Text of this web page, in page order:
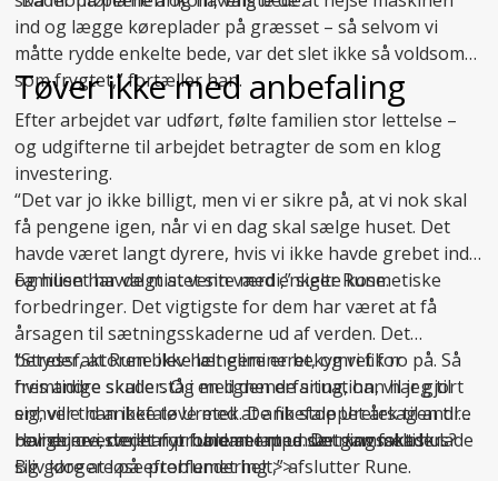
ind og lægge køreplader på græsset – så selvom vi
måtte rydde enkelte bede, var det slet ikke så voldsomt
som frygtet,” fortæller han.
Tøver ikke med anbefaling
Efter arbejdet var udført, følte familien stor lettelse –
og udgifterne til arbejdet betragter de som en klog
investering.
“Det var jo ikke billigt, men vi er sikre på, at vi nok skal
få pengene igen, når vi en dag skal sælge huset. Det
havde været langt dyrere, hvis vi ikke havde grebet ind
og huset havde mistet sin værdi,” siger Rune.
Familien har valgt at vente med enkelte kosmetiske
forbedringer. Det vigtigste for dem har været at få
årsagen til sætningsskaderne ud af verden. Det
betyder, at Rune ikke længere er bekymret for
fremtidige skader. Og med den erfaring, han har gjort
sig, ville han ikke tøve med at anbefale Uretek til andre
boligejere, der har problemer med sætningsskader.
“Stressfaktoren blev helt elimineret, og vi fik ro på. Så
hvis andre skulle stå i en lignende situation, vil jeg til
enhver tid anbefale Uretek. De fik stoppet årsagen til
revnerne i stedet for bare at lappe. Detkanfaktisk lade
sig gøre at løse problemet helt,” afslutter Rune.
Har du overvejet nyt fundament under gammelt hus?
Bliv klogere påefterfundering >>